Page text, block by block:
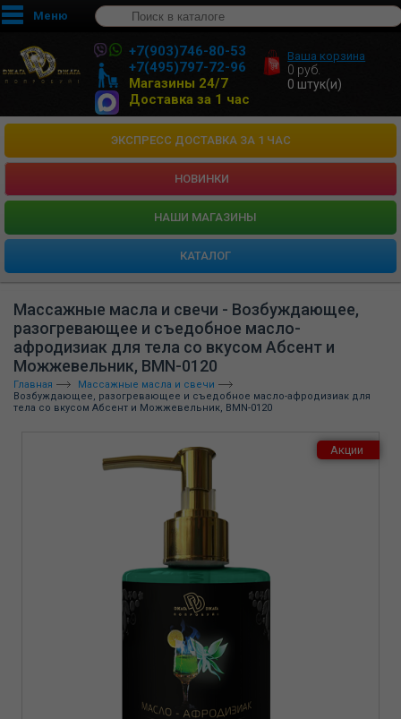
Меню
+7(903)746-80-53
+7(495)797-72-96
Магазины 24/7
Доставка за 1 час
Ваша корзина
0 руб.
0 штук(и)
ЭКСПРЕСС ДОСТАВКА ЗА 1 ЧАС
НОВИНКИ
HАШИ МАГАЗИНЫ
КАТАЛОГ
Массажные масла и свечи - Возбуждающее,
разогревающее и съедобное масло-
афродизиак для тела со вкусом Абсент и
Можжевельник, BMN-0120
Главная
Массажные масла и свечи
Возбуждающее, разогревающее и съедобное масло-афродизиак для
тела со вкусом Абсент и Можжевельник, BMN-0120
Акции